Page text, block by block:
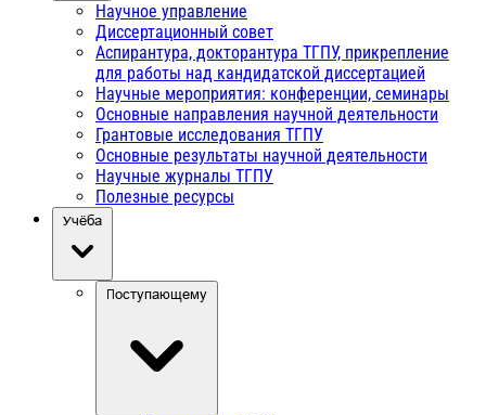
Научное управление
Диссертационный совет
Аспирантура, докторантура ТГПУ, прикрепление
для работы над кандидатской диссертацией
Научные мероприятия: конференции, семинары
Основные направления научной деятельности
Грантовые исследования ТГПУ
Основные результаты научной деятельности
Научные журналы ТГПУ
Полезные ресурсы
Учёба
Поступающему